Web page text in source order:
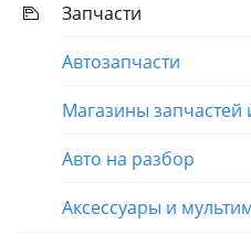
Запчасти
Автозапчасти
Магазины запчастей
Авто на разбор
Аксессуары и